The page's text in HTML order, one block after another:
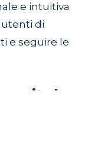
e intuitiva
di
e seguire le